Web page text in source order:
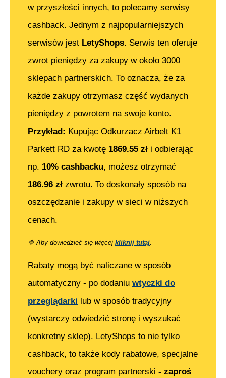
w przyszłości innych, to polecamy serwisy
cashback. Jednym z najpopularniejszych
serwisów jest LetyShops. Serwis ten oferuje
zwrot pieniędzy za zakupy w około 3000
sklepach partnerskich. To oznacza, że za
każde zakupy otrzymasz część wydanych
pieniędzy z powrotem na swoje konto.
Przykład: Kupując Odkurzacz Airbelt K1
Parkett RD za kwotę 1869.55 zł i odbierając
np. 10% cashbacku, możesz otrzymać
186.96 zł zwrotu. To doskonały sposób na
oszczędzanie i zakupy w sieci w niższych
cenach.
🔷 Aby dowiedzieć się więcej kliknij tutaj
Rabaty mogą być naliczane w sposób
automatyczny - po dodaniu wtyczki do
przeglądarki lub w sposób tradycyjny
(wystarczy odwiedzić stronę i wyszukać
konkretny sklep). LetyShops to nie tylko
cashback, to także kody rabatowe, specjalne
vouchery oraz program partnerski - zaproś